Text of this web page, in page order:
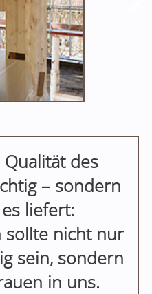
des
– sondern
liefert:
sollte nicht nur
sein, sondern
in uns.